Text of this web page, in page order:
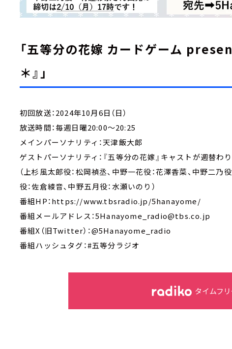
「五等分の花嫁 カードゲーム
＊』」
初回放送：2024年10月6日（日）
放送時間：毎週日曜20:00～20:25
メインパーソナリティ：天津飯大郎
ゲストパーソナリティ：『五等分の花嫁』キャストが週替わ
（上杉風太郎役：松岡禎丞、中野一花役：花澤香菜、中野二乃
役：佐倉綾音、中野五月役：水瀬いのり）
番組HP：https://www.tbsradio.jp/5hanayome/
番組メールアドレス：5Hanayome_radio@tbs.co.jp
番組X（旧Twitter）：@5Hanayome_radio
番組ハッシュタグ：#五等分ラジオ
タイムフ